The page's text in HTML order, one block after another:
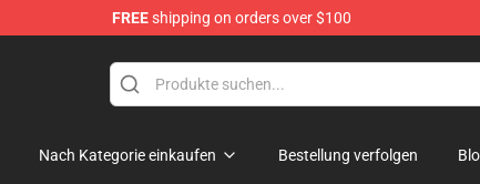
FREEshipping on orders over $100
Nach Kategorie einkaufen Bestellung verfolgen